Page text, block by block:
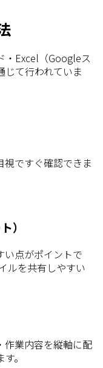
・Excel（Googleス
じて行われていま
ですぐ確認できま
）
い点がポイントで
ルを共有しやすい
作業内容を縦軸に配
。